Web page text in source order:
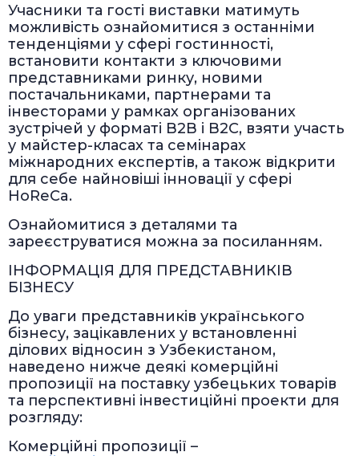
Учасники та гості виставки матимуть
можливість ознайомитися з останніми
тенденціями у сфері гостинності,
встановити контакти з ключовими
представниками ринку, новими
постачальниками, партнерами та
інвесторами у рамках організованих
зустрічей у форматі B2B і B2C, взяти участь
у майстер-класах та семінарах
міжнародних експертів, а також відкрити
для себе найновіші інновації у сфері
HoReCa.
Ознайомитися з деталями та
зареєструватися можна за посиланням.
ІНФОРМАЦІЯ ДЛЯ ПРЕДСТАВНИКІВ
БІЗНЕСУ
До уваги представників українського
бізнесу, зацікавлених у встановленні
ділових відносин з Узбекистаном,
наведено нижче деякі комерційні
пропозиції на поставку узбецьких товарів
та перспективні інвестиційні проекти для
розгляду:
Комерційні пропозиції –